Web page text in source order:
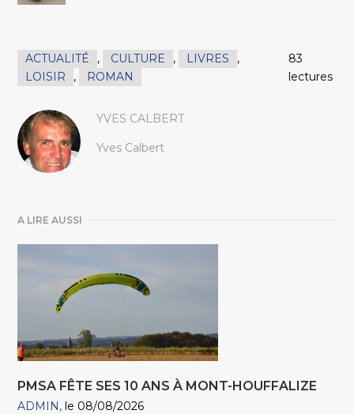
ACTUALITÉ , CULTURE , LIVRES
,
LOISIR
, ROMAN
83
lectures
YVES CALBERT
Yves Calbert
A LIRE AUSSI
PMSA FÊTE SES 10 ANS À MONT-HOUFFALIZE
ADMIN le 08/08/2026